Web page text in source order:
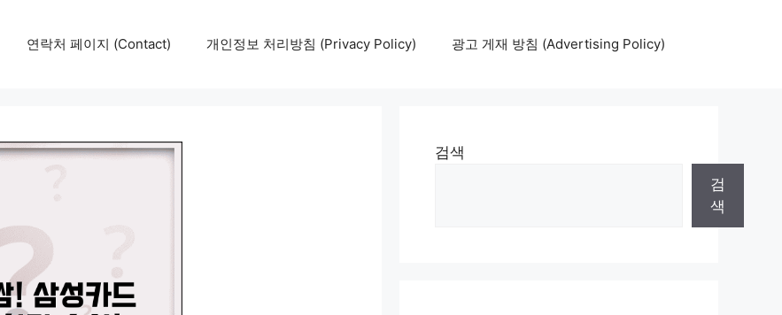
연락처 페이지 (Contact) 개인정보 처리방침 (Privacy Policy) 광고 게재 방침 (Advertising Policy)
검색
검
색